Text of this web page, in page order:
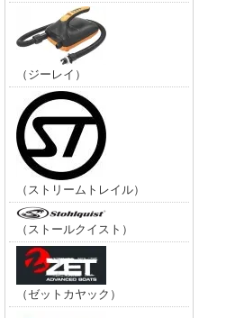
（ジーレイ）
（ストリームトレイル）
（ストールクイスト）
（ゼットカヤック）